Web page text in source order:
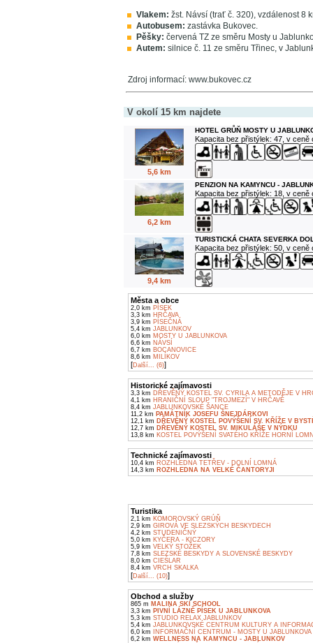
Vlakem: žst. Návsí (trať č. 320), vzdálenost 8
Autobusem: zastávka Bukovec.
Pěšky: červená TZ ze směru Mosty u
Autem: silnice č. 11 ze směru Třinec, v
Zdroj informací: www.bukovec.cz
V okolí 15 km najdete
5,6 km
HOTEL GRŮŇ MOSTY U
Kapacita bez přistýlek: 47, v ceně
6,2 km
PENZION NA KAMYNCU -
Kapacita bez přistýlek: 18, v ceně
9,4 km
TURISTICKÁ CHATA SEVERKA
Kapacita bez přistýlek: 50, v ceně
Města a obce
2,0 km PÍSEK
3,3 km HRČAVA
3,9 km PÍSEČNÁ
5,4 km JABLUNKOV
6,0 km MOSTY U JABLUNKOVA
6,6 km NÁVSÍ
6,7 km BOCANOVICE
8,6 km MILÍKOV
[Další... (6)]
Historické zajímavosti
3,3 km DŘEVĚNÝ KOSTEL SV. CYRILA A METODĚJE V
4,1 km HRANIČNÍ SLOUP "TROJMEZÍ" V HRČAVĚ
8,4 km JABLUNKOVSKÉ ŠANCE
11,2 km PAMÁTNÍK JOSEFU ŠNEJDÁRKOVI
12,1 km DŘEVĚNÝ KOSTEL POVÝŠENÍ SV. KŘÍŽE V
12,7 km DŘEVĚNÝ KOSTEL SV. MIKULÁŠE V NÝDKU
13,8 km KOSTEL POVÝŠENÍ SVATÉHO KŘÍŽE HORNÍ
Technické zajímavosti
10,4 km ROZHLEDNA TETŘEV - DOLNÍ LOMNÁ
14,3 km ROZHLEDNA NA VELKÉ ČANTORYJI
Turistika
2,1 km KOMOROVSKÝ GRÚŇ
2,9 km GIROVÁ VE SLEZSKÝCH BESKYDECH
4,2 km STUDENIČNÝ
5,0 km KYČERA - KICZORY
5,9 km VELKÝ STOŽEK
7,8 km SLEZSKÉ BESKYDY A SLOVENSKÉ BESKYDY
8,0 km CIEŚLAR
8,4 km VRCH SKALKA
[Další... (10)]
Obchod a služby
865 m MALINA SKI SCHOOL
3,3 km PIVNÍ LÁZNĚ PÍSEK U JABLUNKOVA
5,3 km STUDIO RELAX JABLUNKOV
5,4 km JABLUNKOVSKÉ CENTRUM KULTURY A
6,0 km INFORMAČNÍ CENTRUM - MOSTY U JABLUNKOVA
6,2 km WELLNESS NA KAMYNCU - JABLUNKOV